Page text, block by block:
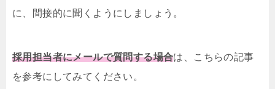
に、間接的に聞くようにしましょう。
採用担当者にメールで質問する場合は、こちらの記事
を参考にしてみてください。